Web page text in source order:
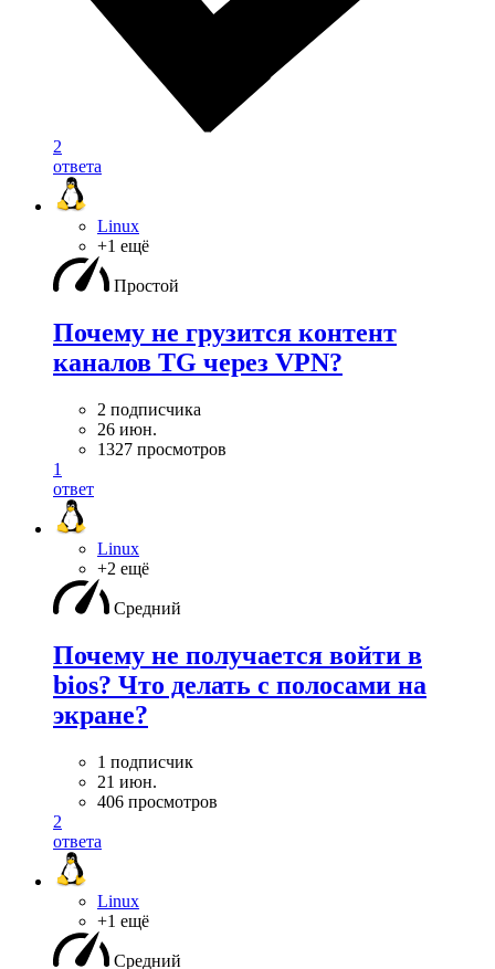
2
ответа
Linux
+1 ещё
Простой
Почему не грузится контент
каналов TG через VPN?
2 подписчика
26 июн.
1327 просмотров
1
ответ
Linux
+2 ещё
Средний
Почему не получается войти в
bios? Что делать с полосами на
экране?
1 подписчик
21 июн.
406 просмотров
2
ответа
Linux
+1 ещё
Средний